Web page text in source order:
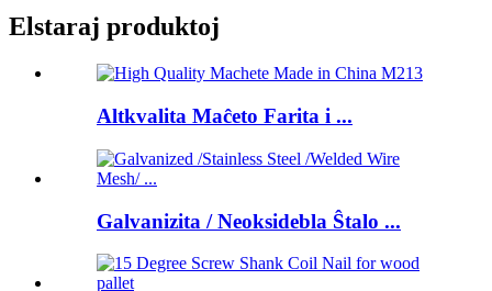
Elstaraj produktoj
Altkvalita Maĉeto Farita i ...
Galvanizita / Neoksidebla Ŝtalo ...